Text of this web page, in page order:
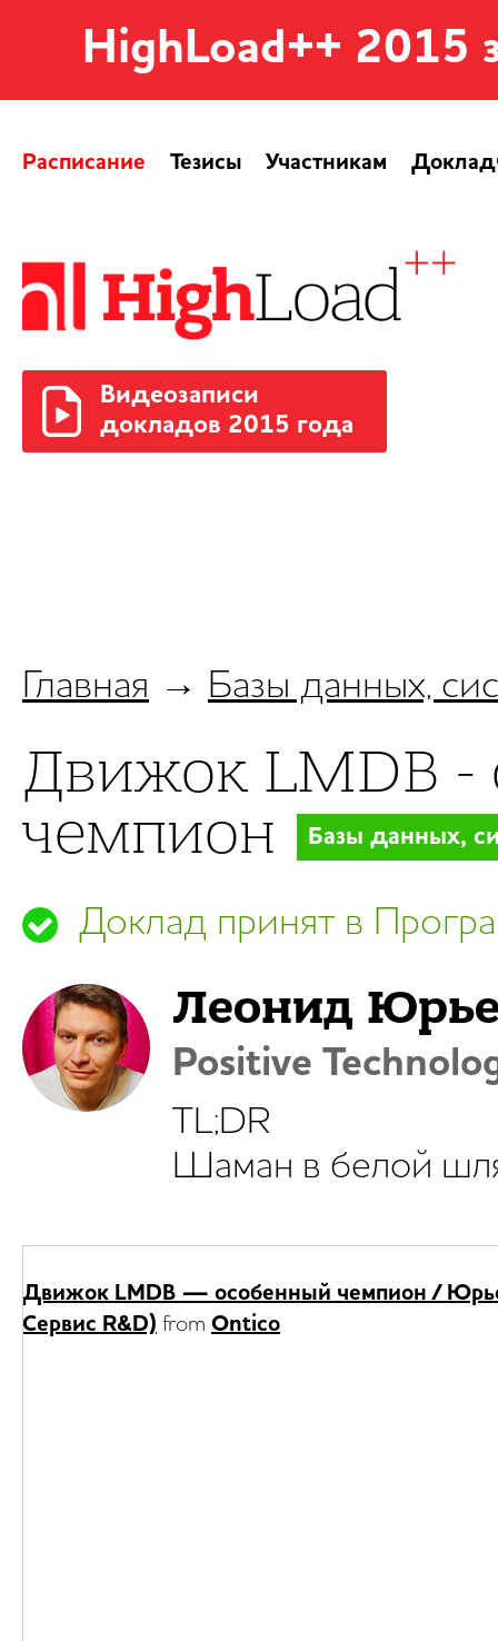
HighLoad++ 2015
Расписание Тезисы Участникам
Видеозаписи
докладов 2015 года
Главная → Базы данных,
Движок LMDB -
чемпион
Базы данных,
Доклад принят в
Леонид
Positive
TL;DR
Шаман в белой
Движок LMDB — особенный чемпион /
Сервис R&D) from Ontico